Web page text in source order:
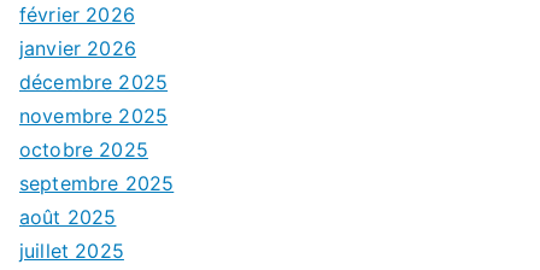
février 2026
janvier 2026
décembre 2025
novembre 2025
octobre 2025
septembre 2025
août 2025
juillet 2025